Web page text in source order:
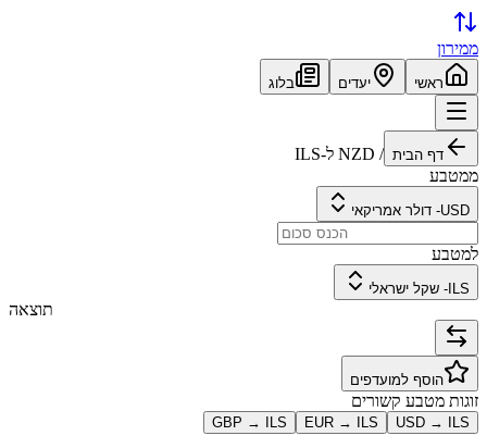
ממירון
ראשי יעדים בלוג
דף הבית /
NZD ל-ILS
ממטבע
USD
- דולר אמריקאי
למטבע
ILS
- שקל ישראלי
תוצאה
הוסף למועדפים
זוגות מטבע קשורים
USD → ILS
EUR → ILS
GBP → ILS